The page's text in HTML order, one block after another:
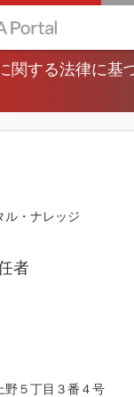
関する法律に基
・ナレッジ
者
５丁目３番４号